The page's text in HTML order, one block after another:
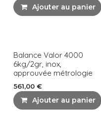
Ajouter au panier
Balance Valor 4000
6kg/2gr, inox,
approuvée métrologie
561,00 €
Ajouter au panier